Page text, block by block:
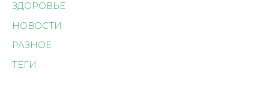
ЗДОРОВЬЕ
НОВОСТИ
РАЗНОЕ
ТЕГИ